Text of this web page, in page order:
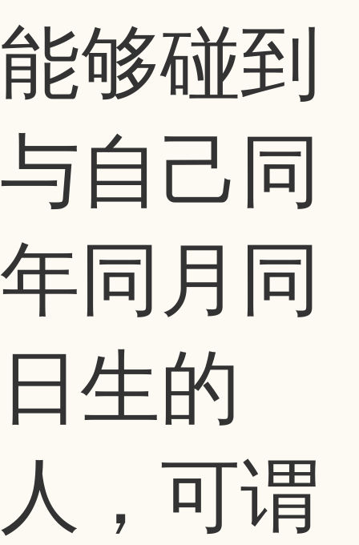
能够碰到
与自己同
年同月同
日生的
人，可谓